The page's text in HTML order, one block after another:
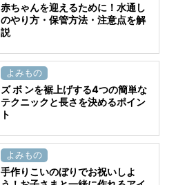
赤ちゃんを迎えるために！水通し
のやり方・保管方法・注意点を解
説
よみもの
ズ ボ ンを裾上げする4つの簡単な
テクニックと長さを決めるポイン
ト
よみもの
手作りこいのぼりでお祝いしよ